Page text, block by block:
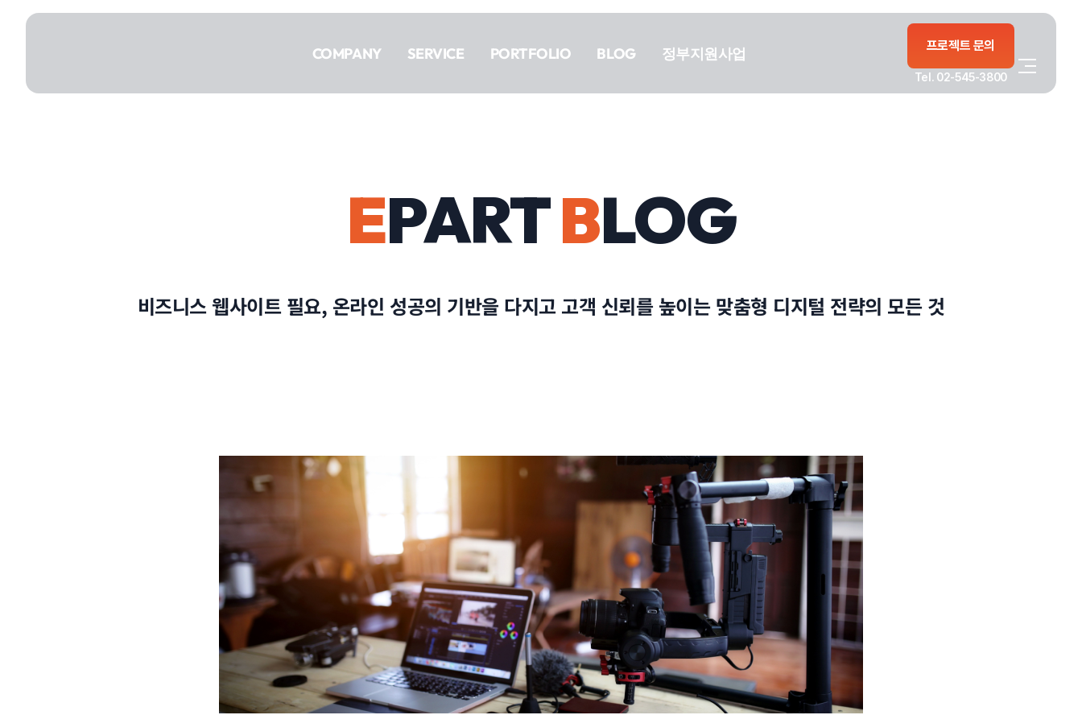
건너뛰기
COMPANY SERVICE PORTFOLIO BLOG 정부지원사업 프로젝트 문의
Tel. 02-545-3800
PORTFOLIO
정부지원사업
EPARTBLOG
비즈니스 웹사이트 필요, 온라인 성공의 기반을 다지고 고객 신뢰를 높이는 맞춤형 디지털 전략의 모든 것